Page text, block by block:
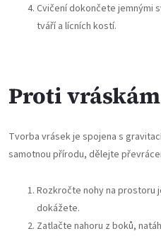
Cvičení dokončete jemnými
tváří a lícních kostí.
Proti vráskám
Tvorba vrásek je spojena s
samotnou přírodu, dělejte
Rozkročte nohy na prostoru
dokážete.
Zatlačte nahoru z boků,